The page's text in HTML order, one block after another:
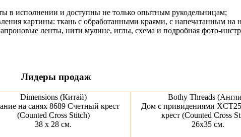
в исполнении и доступны не только опытным рукодельницам;
картины: ткань с обработанными краями, с напечатанным на
ленты, нити мулине, иглы, схема и подробная фото-
Лидеры продаж
Dimensions (Китай)
на санях 8689 Счетный крест
(Counted Cross Stitch)
38 х 28 см.
Bothy Threads
Дом с привидениями
крест (Counted Cross
26х35 см.